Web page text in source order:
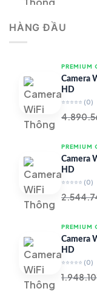
HÀNG ĐẦU
PREMIUM
Camera
HD
⭐⭐⭐⭐⭐ (0)
PREMIUM
Camera
HD
⭐⭐⭐⭐⭐ (0)
PREMIUM
Camera
HD
⭐⭐⭐⭐⭐ (0)